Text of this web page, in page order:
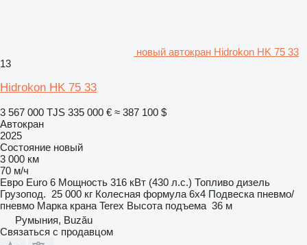
новый автокран Hidrokon HK 75 33
13
Hidrokon HK 75 33
3 567 000 TJS 335 000 € ≈ 387 100 $
Автокран
2025
Состояние новый
3 000 км
70 м/ч
Евро Euro 6 Мощность 316 кВт (430 л.с.) Топливо дизель
Грузопод. 25 000 кг Колесная формула 6x4 Подвеска пневмо/
пневмо Марка крана Terex Высота подъема 36 м
Румыния, Buzău
Связаться с продавцом